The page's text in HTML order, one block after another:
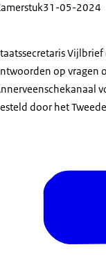
31-05-2024
op vragen
door het